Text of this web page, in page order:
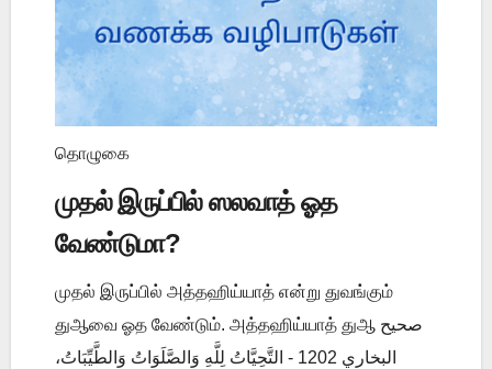
தொழுகை
முதல் இருப்பில் ஸலவாத் ஓத
வேண்டுமா?
முதல் இருப்பில் அத்தஹிய்யாத் என்று துவங்கும்
துஆவை ஓத வேண்டும். அத்தஹிய்யாத் துஆ صحيح
البخاري 1202 - التَّحِيَّاتُ لِلَّهِ وَالصَّلَوَاتُ وَالطَّيِّبَاتُ،